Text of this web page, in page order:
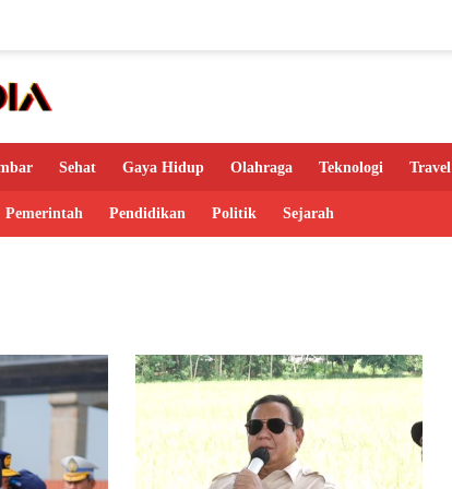
Sehat Gaya Hidup Olahraga Teknologi Travel
Pemerintah Pendidikan Politik Sejarah